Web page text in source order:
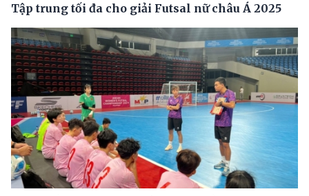
Tập trung tối đa cho giải Futsal nữ châu Á 2025